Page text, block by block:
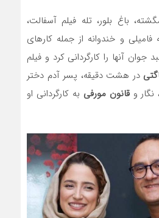
باغ بلور، تله فیلم آسفالت،
فامیلی و خندوانه از جمله کارهای
جوان آنها را کارگردانی کرد و فیلم
در هشت دقیقه، پسر آدم دختر
نگار وقانون مورفی به کارگردانی او